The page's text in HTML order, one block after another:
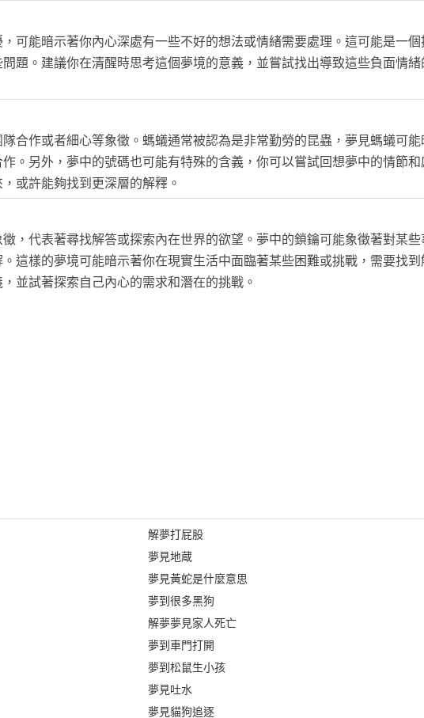
可能暗示著你內心深處有一些不好的想法或情緒需要處理。這可能是一
題。建議你在清醒時思考這個夢境的意義，並嘗試找出導致這些負面情
合作或者細心等象徵。螞蟻通常被認為是非常勤勞的昆蟲，夢見螞蟻可
。另外，夢中的號碼也可能有特殊的含義，你可以嘗試回想夢中的情節
或許能夠找到更深層的解釋。
，代表著尋找解答或探索內在世界的欲望。夢中的鎖鑰可能象徵著對某
這樣的夢境可能暗示著你在現實生活中面臨著某些困難或挑戰，需要找到
並試著探索自己內心的需求和潛在的挑戰。
解夢打屁股
夢見地蔵
夢見黃蛇是什麼意思
夢到很多黑狗
解夢夢見家人死亡
夢到車門打開
夢到松鼠生小孩
夢見吐水
夢見貓狗追逐